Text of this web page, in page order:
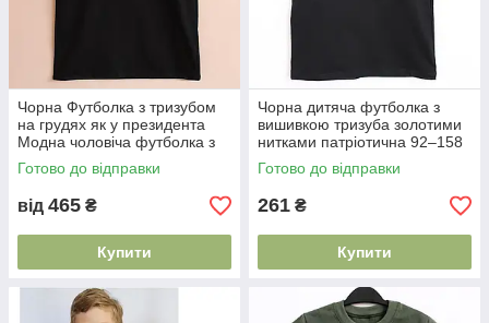
Чорна Футболка з тризубом
на грудях як у президента
Модна чоловіча футболка з
тризубом герб патріотична
Готово до відправки
від 465 ₴
Купити
Чорна дитяча футболка з
вишивкою тризуба золотими
нитками патріотична 92–158
см
Готово до відправки
261 ₴
Купити